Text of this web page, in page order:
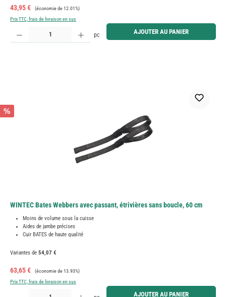
Prix de vente :
43,95 € Prix régulier :
(économie de 12.01%)
Prix TTC, frais de livraison en sus
Quantité de produit : Entrez la quantité souhaitée ou utilisez les boutons pour augmenter ou
pc AJOUTER AU PANIER
%
WINTEC Bates Webbers avec passant, étrivières sans boucle, 60 cm
Moins de volume sous la cuisse
Aides de jambe précises
Cuir BATES de haute qualité
Variantes de 54,07 €
Prix de vente :
63,65 € Prix régulier :
(économie de 13.93%)
Prix TTC, frais de livraison en sus
Quantité de produit : Entrez la quantité souhaitée ou utilisez les boutons pour augmenter ou
AJOUTER AU PANIER